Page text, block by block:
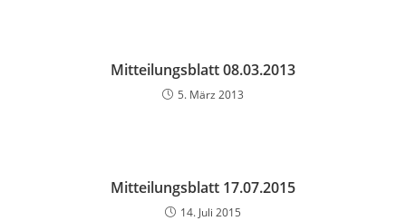
Mitteilungsblatt 08.03.2013
5. März 2013
Mitteilungsblatt 17.07.2015
14. Juli 2015